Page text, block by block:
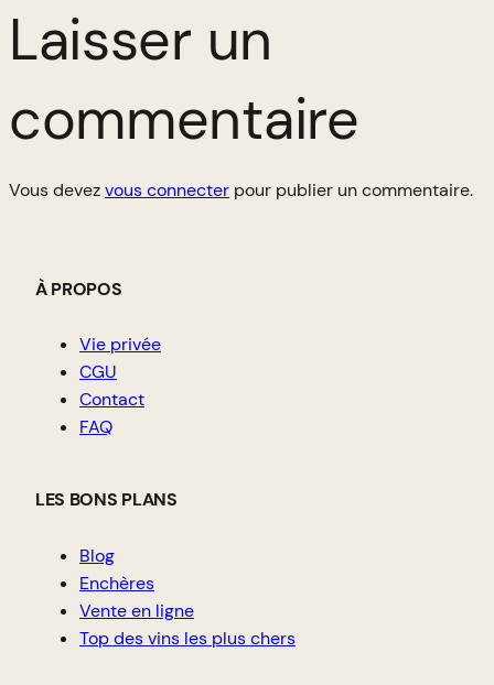
Laisser un
commentaire
Vous devezvous connecter pour publier un commentaire.
À PROPOS
Vie privée
CGU
Contact
FAQ
LES BONS PLANS
Blog
Enchères
Vente en ligne
Top des vins les plus chers